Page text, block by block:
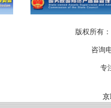
版权所有
咨询
专
京